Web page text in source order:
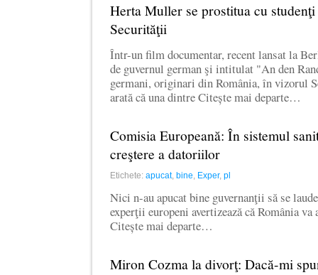
Herta Muller se prostitua cu
Securităţii
Într-un film documentar, recent lansat la
de guvernul german şi intitulat "An den
germani, originari din România, în vizorul
arată că una dintre Citește mai departe…
Comisia Europeană: În sistemul
creştere a datoriilor
Etichete: apucat, bine, Exper, pl
Nici n-au apucat bine guvernanţii să se
experţii europeni avertizează că România
Citește mai departe…
Miron Cozma la divorţ: Dacă-mi